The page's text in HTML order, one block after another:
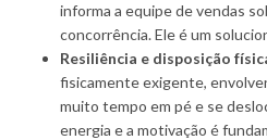
informa a equipe de vendas
concorrência. Ele é um
Resiliência e disposição
fisicamente exigente,
muito tempo em pé e se
energia e a motivação é